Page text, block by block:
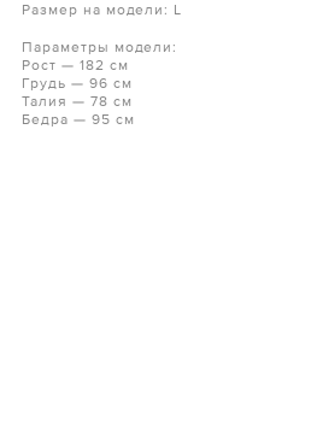
Размер на модели: L
Параметры модели:
Рост — 182 см
Грудь — 96 см
Талия — 78 см
Бедра — 95 см